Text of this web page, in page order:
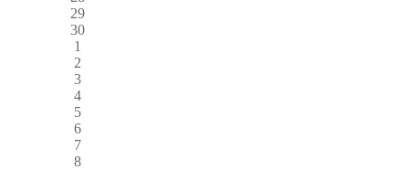
29
30
1
2
3
4
5
6
7
8